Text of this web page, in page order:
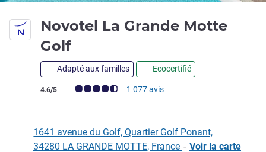
Novotel La Grande Motte
Golf
Adapté aux familles Ecocertifié
Note Avis clients (Note ALL)
4.6/5 1 077 avis
1641 avenue du Golf, Quartier Golf Ponant,
34280 LA GRANDE MOTTE, France - Voir la carte